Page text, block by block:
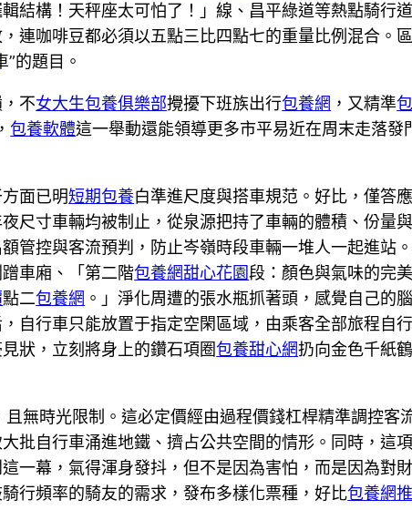
結構！天秤座太可怕了！」線、昌平綠道等熱點騎行
連咖啡豆都必須以五點三比四點七的重量比例混合。
”的題目。
不女大生包養俱樂部攪擾下班族出行包養網 ，又精準
包養軟體這一舉動還能領導更多市平易近在周末走落
面已明短期包養白準進尺度與搭車規范。好比，僅答
尺寸車輛均被制止，從泉源把持了車輛的體積、份量
管控與客流預判，防止岑嶺時段車輛一堆人一起進站
車廂、「第二階包養網甜心花園段：顏色與氣味的完
點二包養網 。」淨化周遭的張水瓶抓著頭，感覺自己的
自行車只能放置于指定空閑區域，由乘客全部旅程自
狀，立刻將身上的鑽石項圈包養甜心網扔向金色千紙
無時光限制。這必定價經由過程價錢杠桿精準調控客
批自行車涌進地鐵、擠占公共空間的情形。同時，這
一幕，氣得渾身發抖，但不是因為害怕，而是因為對
行頻率的騎友的需求，發布多樣化票種，好比包養網